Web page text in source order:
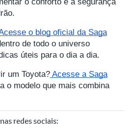
o blog oficial da Saga
de todo o universo
úteis para o dia a dia.
um Toyota? Acesse a Saga
o modelo que mais combina
redes sociais: